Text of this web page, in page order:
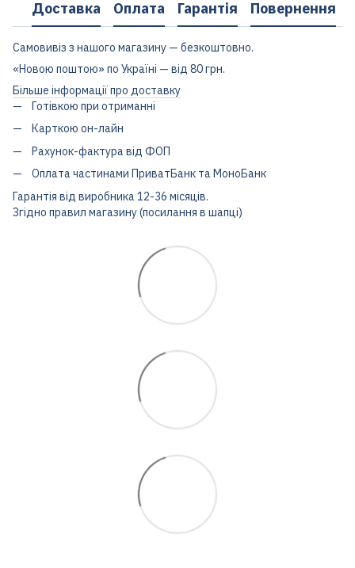
Доставка Оплата Гарантія Повернення
Самовивіз з нашого магазину — безкоштовно.
«Новою поштою» по Україні — від 80 грн.
Більше інформації про доставку
Готівкою при отриманні
Карткою он-лайн
Рахунок-фактура від ФОП
Оплата частинами ПриватБанк та МоноБанк
Гарантія від виробника 12-36 місяців.
Згідно правил магазину (посилання в шапці)